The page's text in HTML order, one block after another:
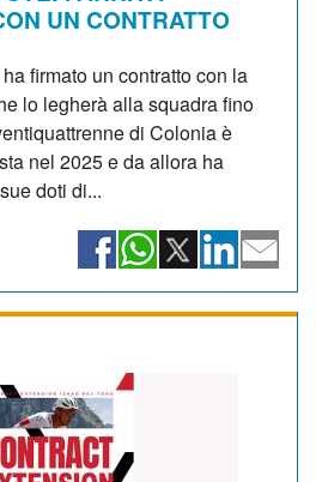
UN CONTRATTO
firmato un contratto con la
lo legherà alla squadra fino
di Colonia è
nel 2025 e da allora ha
doti di...